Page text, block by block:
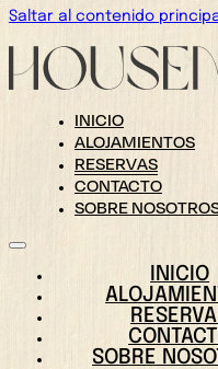
Saltar al contenido
INICIO
ALOJAMIENTOS
RESERVAS
CONTACTO
SOBRE
INICIO
SOBRE